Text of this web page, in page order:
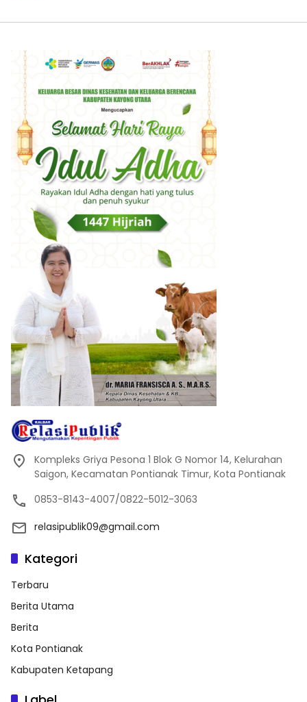
Kompleks Griya Pesona 1 Blok G Nomor 14, Kelurahan
Saigon, Kecamatan Pontianak Timur, Kota Pontianak
0853-8143-4007/0822-5012-3063
relasipublik09@gmail.com
Kategori
Terbaru
Berita Utama
Berita
Kota Pontianak
Kabupaten Ketapang